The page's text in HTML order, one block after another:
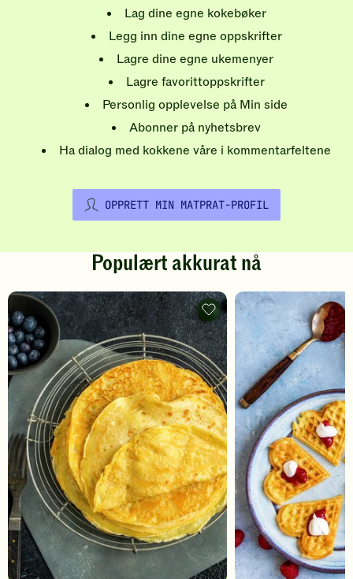
Lag dine egne kokebøker
Legg inn dine egne oppskrifter
Lagre dine egne ukemenyer
Lagre favorittoppskrifter
Personlig opplevelse på Min side
Abonner på nyhetsbrev
Ha dialog med kokkene våre i kommentarfeltene
OPPRETT MIN MATPRAT-PROFIL
Populært akkurat nå
Pannekaker
-
legg
til
favoritter